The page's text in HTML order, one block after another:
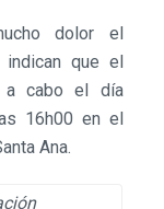
dolor el
que el
a cabo el día
16h00 en el
Ana.